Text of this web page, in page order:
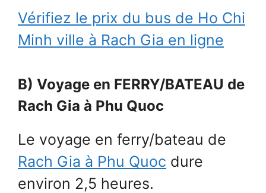
Vérifiez le prix du bus de Ho Chi
Minh ville à Rach Gia en ligne
B) Voyage en FERRY/BATEAU de
Rach Gia à Phu Quoc
Le voyage en ferry/bateau de
Rach Gia à Phu Quoc dure
environ 2,5 heures.